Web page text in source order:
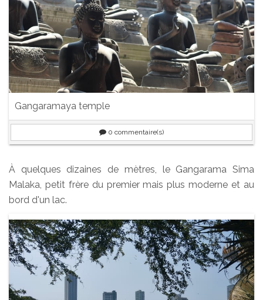
Gangaramaya temple
0 commentaire(s)
À quelques dizaines de mètres, le Gangarama Sima
Malaka, petit frère du premier mais plus moderne et au
bord d'un lac.